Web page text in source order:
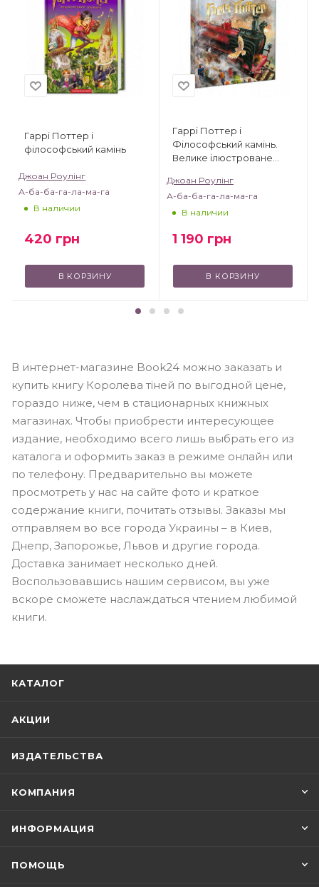
Гаррі Поттер і
філософський камінь
Джоан Роулінг
А-ба-ба-га-ла-ма-га
В наличии
420 грн
В КОРЗИНУ
Гаррі Поттер і
Філософський камінь.
Велике ілюстроване
Джоан Роулінг
А-ба-ба-га-ла-ма-га
В наличии
1 190 грн
В КОРЗИНУ
В интернет-магазине Book24 можно заказать и
купить книгу Королева тіней по выгодной цене,
гораздо ниже, чем в стационарных книжных
магазинах. Чтобы приобрести интересующее
издание, необходимо всего лишь выбрать его из
каталога и оформить заказ в режиме онлайн или
по телефону. Предварительно вы можете
просмотреть у нас на сайте фото и краткое
содержание книги, почитать отзывы. Заказы мы
отправляем во все города Украины – в Киев,
Днепр, Запорожье, Львов и другие города.
Доставка занимает несколько дней.
Воспользовавшись нашим сервисом, вы уже
вскоре сможете наслаждаться чтением любимой
книги.
КАТАЛОГ
АКЦИИ
ИЗДАТЕЛЬСТВА
КОМПАНИЯ
ИНФОРМАЦИЯ
ПОМОЩЬ